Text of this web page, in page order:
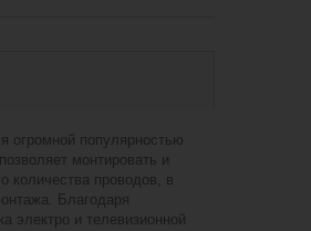
огромной популярностью
монтировать и
количества проводов, в
Благодаря
электро и телевизионной